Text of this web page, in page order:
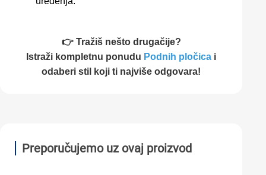
👉 Tražiš nešto drugačije?
Istraži kompletnu ponudu Podnih pločica i
odaberi stil koji ti najviše odgovara!
Preporučujemo uz ovaj proizvod